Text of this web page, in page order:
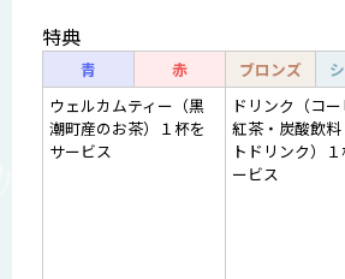
特典
青 赤 ブロンズ
ウェルカムティー（黒
潮町産のお茶）１杯を
サービス
ドリンク（コー
紅茶・炭酸飲料
トドリンク）
ービス